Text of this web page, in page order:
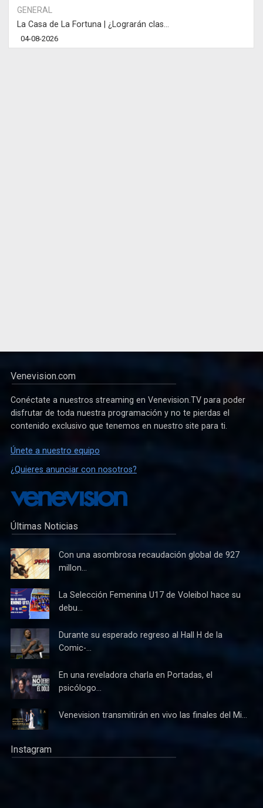
GENERAL
La Casa de La Fortuna | ¿Lograrán clas...
04-08-2026
Venevision.com
Conéctate a nuestros streaming en Venevision.TV para poder
disfrutar de toda nuestra programación y no te pierdas el
contenido exclusivo que tenemos en nuestro site para ti.
Únete a nuestro equipo
¿Quieres anunciar con nosotros?
Últimas Noticias
Con una asombrosa recaudación global de 927
millon...
La Selección Femenina U17 de Voleibol hace su
debu...
Durante su esperado regreso al Hall H de la
Comic-...
En una reveladora charla en Portadas, el
psicólogo...
Venevision transmitirán en vivo las finales del Mi...
Instagram